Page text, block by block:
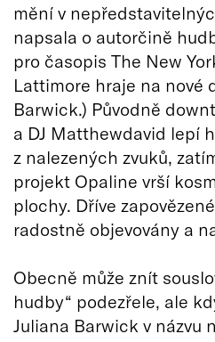
mění v
napsala o autorčině
pro časopis The New
Lattimore hraje na nové
Barwick.) Původně
a DJ Matthewdavid lepí
z nalezených zvuků,
projekt Opaline vrší
plochy. Dříve
radostně objevovány a
Obecně může znít
hudby“ podezřele, ale
Juliana Barwick v názvu